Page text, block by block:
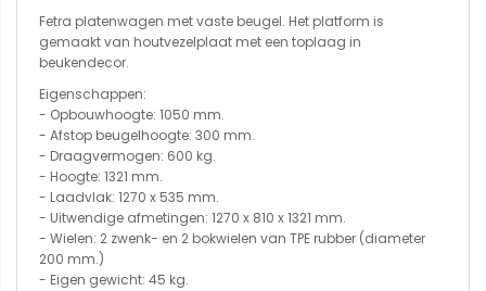
Fetra platenwagen met vaste beugel. Het platform is
gemaakt van houtvezelplaat met een toplaag in
beukendecor.
Eigenschappen:
- Opbouwhoogte: 1050 mm.
- Afstop beugelhoogte: 300 mm.
- Draagvermogen: 600 kg.
- Hoogte: 1321 mm.
- Laadvlak: 1270 x 535 mm.
- Uitwendige afmetingen: 1270 x 810 x 1321 mm.
- Wielen: 2 zwenk- en 2 bokwielen van TPE rubber (diameter
200 mm.)
- Eigen gewicht: 45 kg.